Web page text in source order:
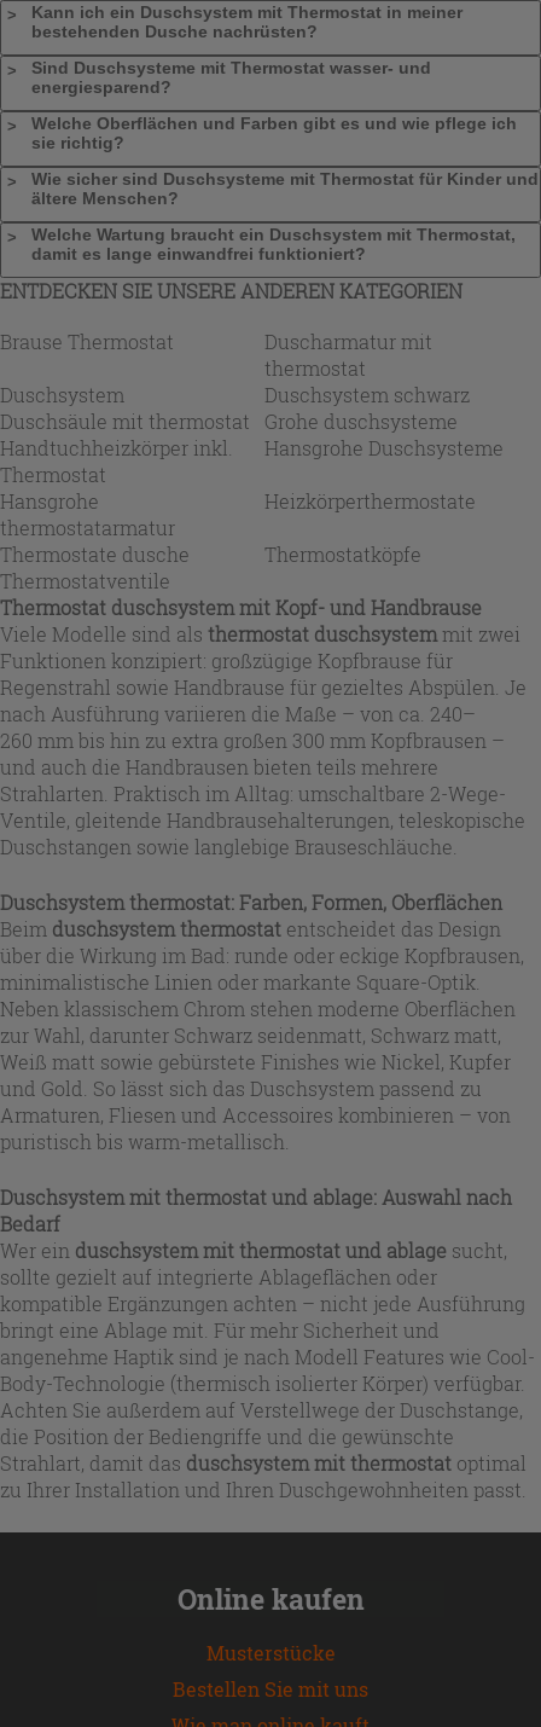
Kann ich ein Duschsystem mit Thermostat in meiner
bestehenden Dusche nachrüsten?
Sind Duschsysteme mit Thermostat wasser- und
energiesparend?
Welche Oberflächen und Farben gibt es und wie pflege ich
sie richtig?
Wie sicher sind Duschsysteme mit Thermostat für Kinder und
ältere Menschen?
Welche Wartung braucht ein Duschsystem mit Thermostat,
damit es lange einwandfrei funktioniert?
ENTDECKEN SIE UNSERE ANDEREN KATEGORIEN
Brause Thermostat
Duscharmatur mit
thermostat
Duschsystem
Duschsystem schwarz
Duschsäule mit thermostat
Grohe duschsysteme
Handtuchheizkörper inkl.
Thermostat
Hansgrohe Duschsysteme
Hansgrohe
thermostatarmatur
Heizkörperthermostate
Thermostate dusche
Thermostatköpfe
Thermostatventile
Thermostat duschsystem mit Kopf- und Handbrause
Viele Modelle sind als thermostat duschsystemmit zwei
Funktionen konzipiert: großzügige Kopfbrause für
Regenstrahl sowie Handbrause für gezieltes Abspülen. Je
nach Ausführung variieren die Maße – von ca. 240–
260 mm bis hin zu extra großen 300 mm Kopfbrausen –
und auch die Handbrausen bieten teils mehrere
Strahlarten. Praktisch im Alltag: umschaltbare 2-Wege-
Ventile, gleitende Handbrausehalterungen, teleskopische
Duschstangen sowie langlebige Brauseschläuche.
Duschsystem thermostat: Farben, Formen, Oberflächen
Beim duschsystem thermostat entscheidet das Design
über die Wirkung im Bad: runde oder eckige Kopfbrausen,
minimalistische Linien oder markante Square-Optik.
Neben klassischem Chrom stehen moderne Oberflächen
zur Wahl, darunter Schwarz seidenmatt, Schwarz matt,
Weiß matt sowie gebürstete Finishes wie Nickel, Kupfer
und Gold. So lässt sich das Duschsystem passend zu
Armaturen, Fliesen und Accessoires kombinieren – von
puristisch bis warm-metallisch.
Duschsystem mit thermostat und ablage: Auswahl nach
Bedarf
Wer ein duschsystem mit thermostat und ablage sucht,
sollte gezielt auf integrierte Ablageflächen oder
kompatible Ergänzungen achten – nicht jede Ausführung
bringt eine Ablage mit. Für mehr Sicherheit und
angenehme Haptik sind je nach Modell Features wie Cool-
Body-Technologie (thermisch isolierter Körper) verfügbar.
Achten Sie außerdem auf Verstellwege der Duschstange,
die Position der Bediengriffe und die gewünschte
Strahlart, damit das duschsystem mit thermostat optimal
zu Ihrer Installation und Ihren Duschgewohnheiten passt.
Online kaufen
Musterstücke
Bestellen Sie mit uns